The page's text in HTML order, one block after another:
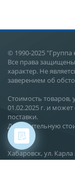
© 1990-2025
Все права
характер. Не
заверением об
Стоимость товаров,
01.02.2025 г. и
поставки.
Действительную
Хабаровск, ул.